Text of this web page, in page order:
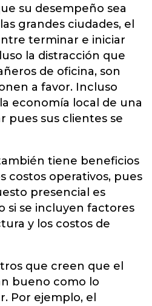
su desempeño sea
grandes ciudades, el
terminar e iniciar
la distracción que
de oficina, son
a favor. Incluso
economía local de una
pues sus clientes se
tiene beneficios
costos operativos, pues
presencial es
si se incluyen factores
y los costos de
que creen que el
bueno como lo
Por ejemplo, el